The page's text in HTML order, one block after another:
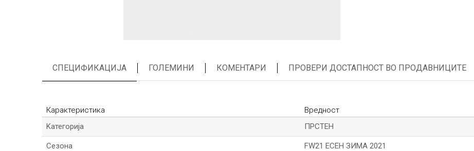
СПЕЦИФИКАЦИЈА ГОЛЕМИНИ КОМЕНТАРИ ПРОВЕРИ ДОСТАПНОСТ ВО ПРОДАВНИЦИТЕ
Карактеристика
Вредност
Kатегорија
ПРСТЕН
Сезона FW21 ЕСЕН ЗИМА 2021